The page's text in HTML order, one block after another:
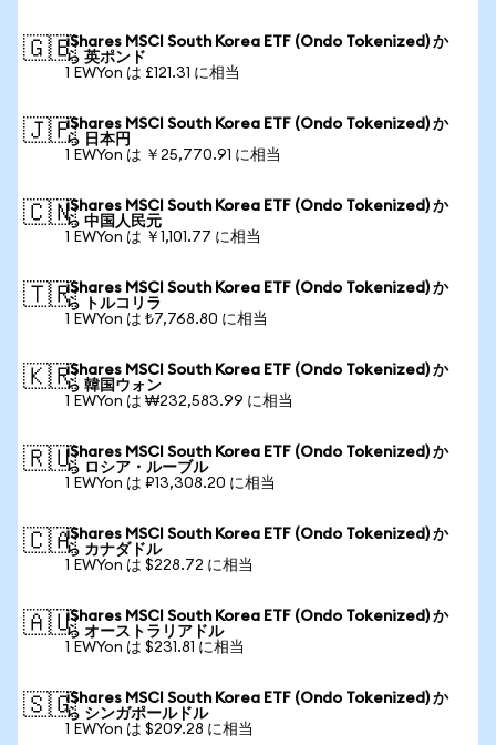
🇬🇧iShares MSCI South Korea ETF (Ondo Tokenized) か
ら 英ポンド
1 EWYon は £121.31 に相当
🇯🇵iShares MSCI South Korea ETF (Ondo Tokenized) か
ら 日本円
1 EWYon は ￥25,770.91 に相当
🇨🇳iShares MSCI South Korea ETF (Ondo Tokenized) か
ら 中国人民元
1 EWYon は ￥1,101.77 に相当
🇹🇷iShares MSCI South Korea ETF (Ondo Tokenized) か
ら トルコリラ
1 EWYon は ₺7,768.80 に相当
🇰🇷iShares MSCI South Korea ETF (Ondo Tokenized) か
ら 韓国ウォン
1 EWYon は ₩232,583.99 に相当
🇷🇺iShares MSCI South Korea ETF (Ondo Tokenized) か
ら ロシア・ルーブル
1 EWYon は ₽13,308.20 に相当
🇨🇦iShares MSCI South Korea ETF (Ondo Tokenized) か
ら カナダドル
1 EWYon は $228.72 に相当
🇦🇺iShares MSCI South Korea ETF (Ondo Tokenized) か
ら オーストラリアドル
1 EWYon は $231.81 に相当
🇸🇬iShares MSCI South Korea ETF (Ondo Tokenized) か
ら シンガポールドル
1 EWYon は $209.28 に相当